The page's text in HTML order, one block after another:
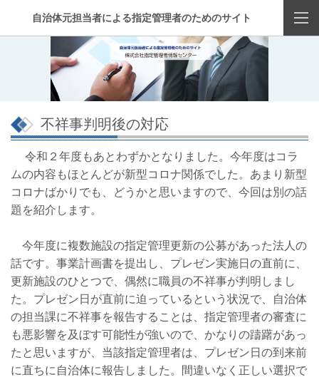
自治体元担当者による指定管理者のためのサイト
不祥事判明後の対応
令和２年度もあとわずかとなりました。今年度はコラ
ムの内容もほとんどが新型コロナ関係でした。あまり新型
コロナばかりでも、どうかと思いますので、今回は別の話
題を紹介します。
今年度に複数施設の指定管理更新の公募があった法人の
話です。事業計画書を提出し、プレゼン実施日の直前に、
更新施設のひとつで、偶然に職員の不祥事が判明しまし
た。プレゼン日が直前に迫っているという状況で、自治体
の担当課に不祥事を報告することは、指定管理者の審査に
も悪影響を及ぼす可能性が強いので、かなりの躊躇があっ
たと思いますが、当該指定管理者は、プレゼン日の到来前
に直ちに自治体に報告しました。間違いなく正しい選択で